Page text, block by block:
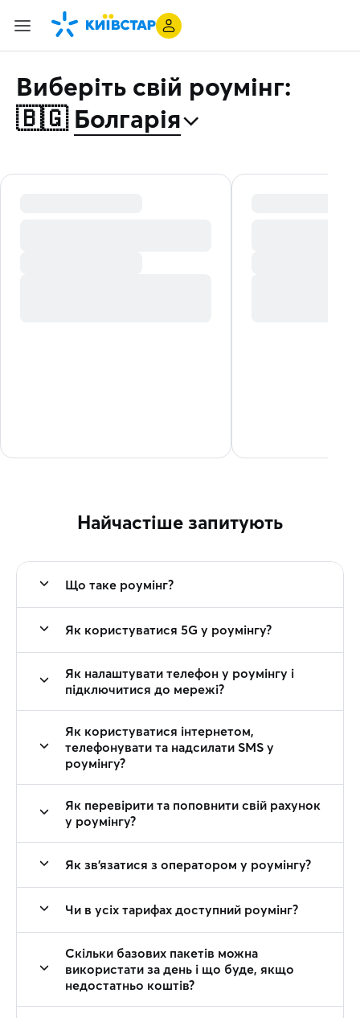
Виберіть свій роумінг:
🇧🇬 Болгарія⌃
Найчастіше запитують
Що таке роумінг?
Як користуватися 5G у роумінгу?
Як налаштувати телефон у роумінгу і
підключитися до мережі?
Як користуватися інтернетом,
телефонувати та надсилати SMS у
роумінгу?
Як перевірити та поповнити свій рахунок
у роумінгу?
Як зв'язатися з оператором у роумінгу?
Чи в усіх тарифах доступний роумінг?
Скільки базових пакетів можна
використати за день і що буде, якщо
недостатньо коштів?